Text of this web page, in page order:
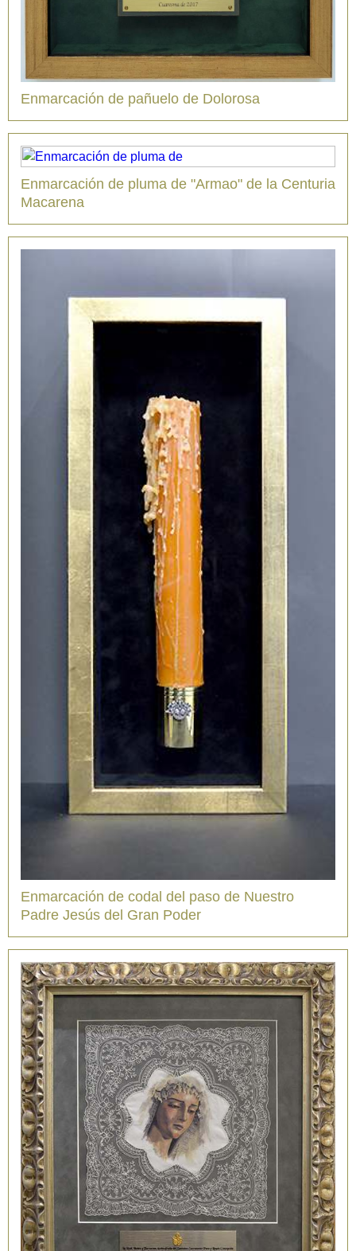
Enmarcación de pañuelo de Dolorosa
Enmarcación de pluma de "Armao" de la Centuria
Macarena
Enmarcación de codal del paso de Nuestro
Padre Jesús del Gran Poder